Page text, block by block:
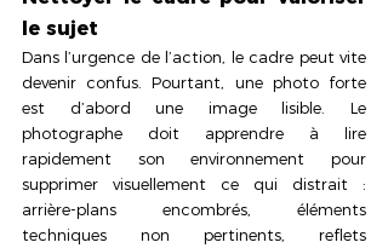
le sujet
Dans l’urgence de l’action, le cadre peut vite
devenir confus. Pourtant, une photo forte
est d’abord une image lisible. Le
photographe doit apprendre à lire
rapidement son environnement pour
supprimer visuellement ce qui distrait :
arrière-plans encombrés, éléments
techniques non pertinents, reflets